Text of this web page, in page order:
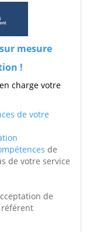
mesure
!
charge votre
de votre
de
de votre service
de